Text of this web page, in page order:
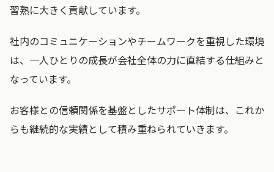
習熟に大きく貢献しています。
社内のコミュニケーションやチームワークを重視した環境
は、一人ひとりの成長が会社全体の力に直結する仕組みと
なっています。
お客様との信頼関係を基盤としたサポート体制は、これか
らも継続的な実績として積み重ねられていきます。